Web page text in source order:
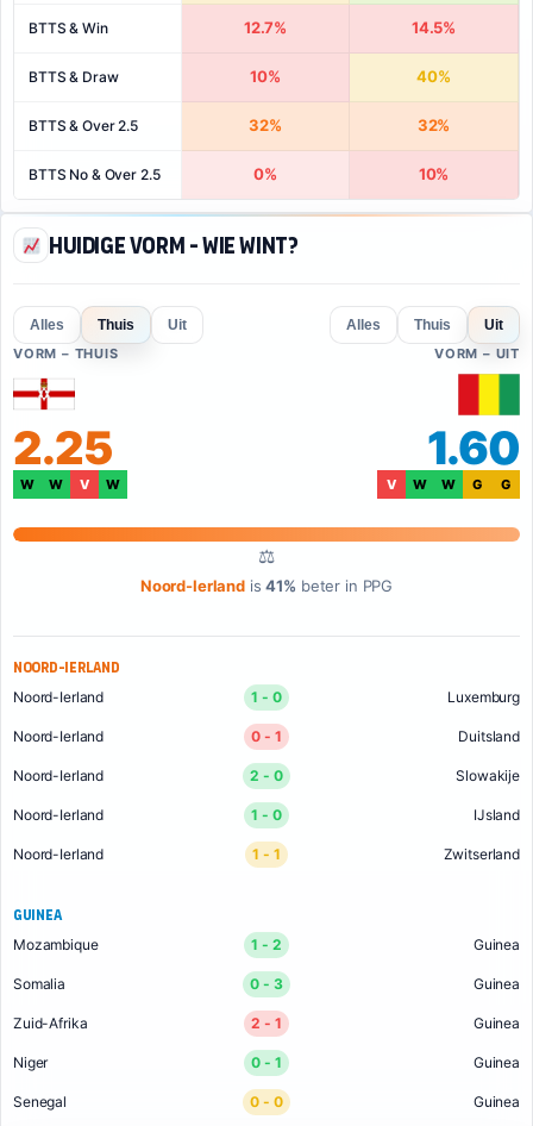
BTTS & Win 12.7% 14.5%
BTTS & Draw 10% 40%
BTTS & Over 2.5 32% 32%
BTTS No & Over 2.5 0% 10%
Huidige vorm - Wie wint?
Alles Thuis
Uit
VORM – THUIS
2.25
W W V W
⚖
Noord-Ierlandis41% beter in PPG
Alles Thuis
Uit
VORM – UIT
1.60
V W W G G
Noord-Ierland
Noord-Ierland 1 - 0 Luxemburg
Noord-Ierland 0 - 1 Duitsland
Noord-Ierland 2 - 0 Slowakije
Noord-Ierland 1 - 0 IJsland
Noord-Ierland 1 - 1 Zwitserland
Guinea
Mozambique 1 - 2 Guinea
Somalia 0 - 3 Guinea
Zuid-Afrika 2 - 1 Guinea
Niger 0 - 1 Guinea
Senegal 0 - 0 Guinea